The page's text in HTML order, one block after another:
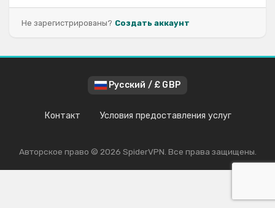
Не зарегистрированы? Создать аккаунт
Русский / £ GBP
Контакт Условия предоставления услуг
Авторское право © 2026 SpiderVPN. Все права защищены.